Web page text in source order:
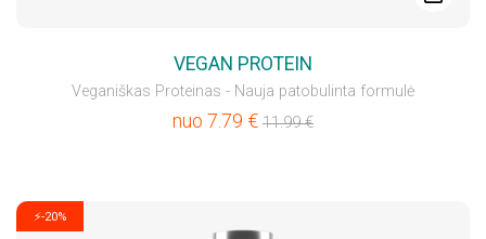
VEGAN PROTEIN
Veganiškas Proteinas - Nauja patobulinta formulė
nuo 7.79 € 11.99€
⚡-20%